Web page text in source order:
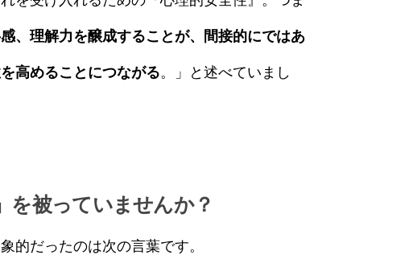
、理解力を醸成することが、間接的にではあ
高めることにつながる。」と述べていまし
を被っていませんか？
的だったのは次の言葉です。